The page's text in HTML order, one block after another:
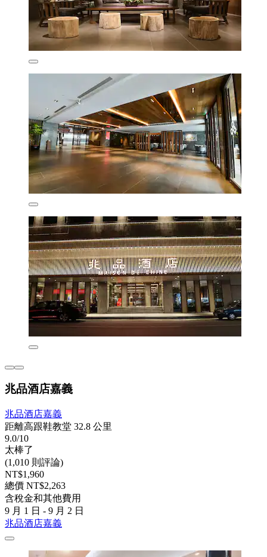
兆品酒店嘉義
兆品酒店嘉義
距離高跟鞋教堂 32.8 公里
9.0/10
太棒了
(1,010 則評論)
NT$1,960
總價 NT$2,263
含稅金和其他費用
9 月 1 日 - 9 月 2 日
兆品酒店嘉義